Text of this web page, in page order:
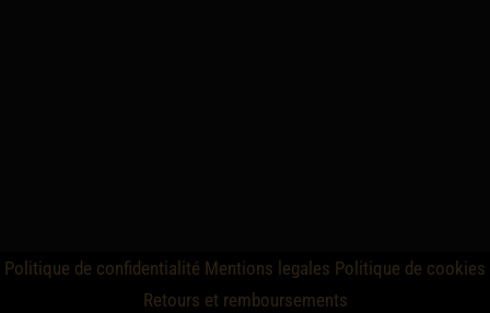
Politique de confidentialité Mentions legales Politique de cookies
Retours et remboursements